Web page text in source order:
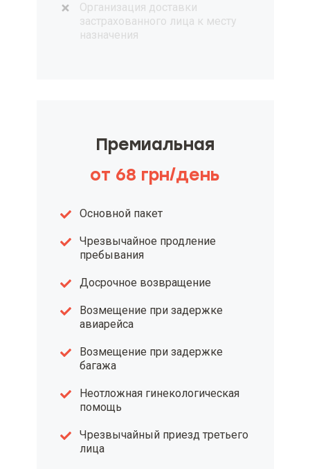
Организация доставки
застрахованного лица к месту
назначения
Премиальная
от 68 грн/день
Основной пакет
Чрезвычайное продление
пребывания
Досрочное возвращение
Возмещение при задержке
авиарейса
Возмещение при задержке
багажа
Неотложная гинекологическая
помощь
Чрезвычайный приезд третьего
лица